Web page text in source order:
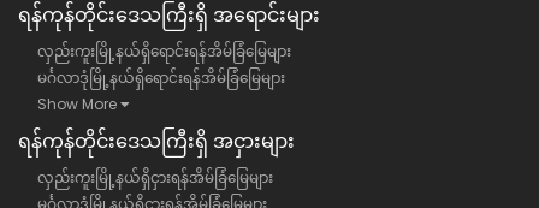
ရန်​ကုန်တိုင်းဒေသကြီး​ရှိ အရောင်းများ
လှည်းကူးမြို့နယ်ရှိရောင်းရန်အိမ်ခြံမြေများ
မင်္ဂလာဒုံမြို့နယ်ရှိရောင်းရန်အိမ်ခြံမြေများ
Show More
ရန်​ကုန်တိုင်းဒေသကြီး​ရှိ အငှားများ
လှည်းကူးမြို့နယ်ရှိငှားရန်အိမ်ခြံမြေများ
မင်္ဂလာဒုံမြို့နယ်ရှိငှားရန်အိမ်ခြံမြေများ